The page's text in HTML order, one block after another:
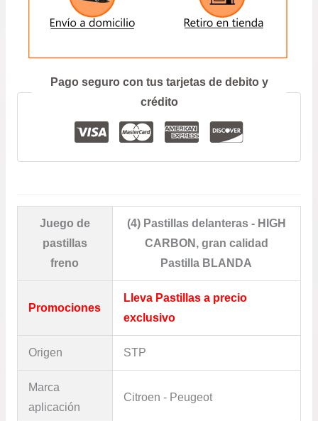
Pago seguro con tus tarjetas de debito y
crédito
Juego de
pastillas
freno
(4) Pastillas delanteras - HIGH
CARBON, gran calidad
Pastilla BLANDA
Promociones
Lleva Pastillas a precio
exclusivo
Origen STP
Marca
aplicación
Citroen - Peugeot